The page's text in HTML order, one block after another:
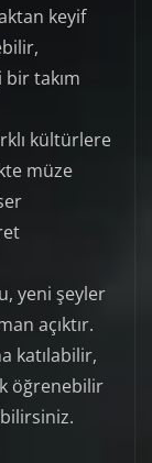
keyif
takım
kültürlere
müze
yeni şeyler
açıktır.
katılabilir,
öğrenebilir